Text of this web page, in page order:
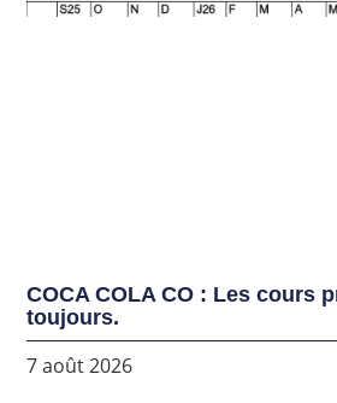
COCA COLA CO : Les cours
toujours.
7 août 2026